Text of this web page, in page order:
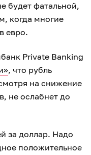
будет фатальной,
когда многие
евро.
Private Banking
, что рубль
на снижение
не ослабнет до
за доллар. Надо
положительное